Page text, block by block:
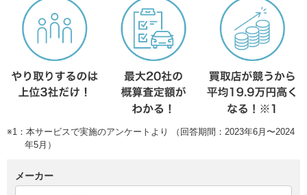
※1：本サービスで実施のアンケートより （回答期間：2023年6月〜2024
年5月）
メーカー